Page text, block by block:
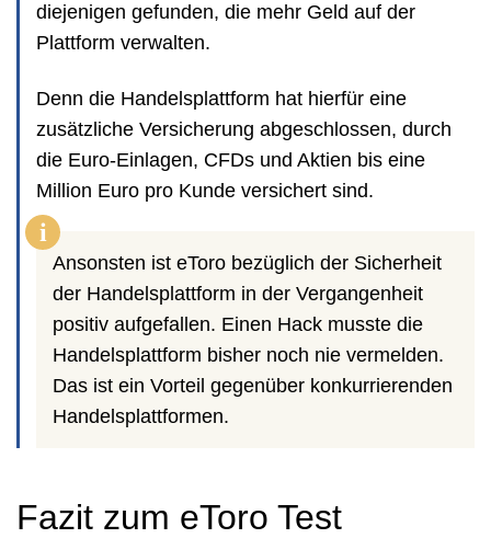
diejenigen gefunden, die mehr Geld auf der
Plattform verwalten.
Denn die Handelsplattform hat hierfür eine
zusätzliche Versicherung abgeschlossen, durch
die Euro-Einlagen, CFDs und Aktien bis eine
Million Euro pro Kunde versichert sind.
i
Ansonsten ist eToro bezüglich der Sicherheit
der Handelsplattform in der Vergangenheit
positiv aufgefallen. Einen Hack musste die
Handelsplattform bisher noch nie vermelden.
Das ist ein Vorteil gegenüber konkurrierenden
Handelsplattformen.
Fazit zum eToro Test